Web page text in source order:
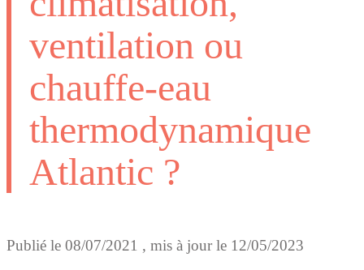
ventilation ou
chauffe-eau
thermodynamique
Atlantic ?
Publié le 08/07/2021 , mis à jour le 12/05/2023